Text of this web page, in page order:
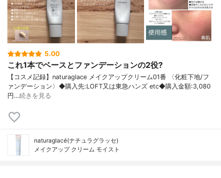
5.00
これ1本でベースとファンデーションの2役?
【コスメ記録】naturaglace メイクアップクリーム01番 〈化粧下地/フ
ァンデーション〉◆購入先:LOFT又は東急ハンズ etc◆購入金額:3,080
円…続きを見る
naturaglacé(ナチュラグラッセ)
メイクアップ クリーム モイスト